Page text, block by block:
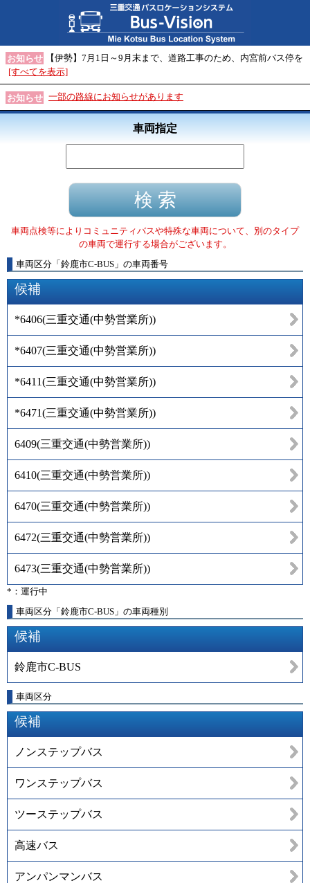
お知らせ
【伊勢】7月1日～9月末まで、道路工事のため、内宮前バス停を
[すべてを表示]
お知らせ 一部の路線にお知らせがあります
車両指定
車両点検等によりコミュニティバスや特殊な車両について、別のタイプ
の車両で運行する場合がございます。
車両区分 「 鈴鹿市C-BUS 」 の車両番号
候補
*6406(三重交通(中勢営業所))
*6407(三重交通(中勢営業所))
*6411(三重交通(中勢営業所))
*6471(三重交通(中勢営業所))
6409(三重交通(中勢営業所))
6410(三重交通(中勢営業所))
6470(三重交通(中勢営業所))
6472(三重交通(中勢営業所))
6473(三重交通(中勢営業所))
*：運行中
車両区分「鈴鹿市C-BUS」の車両種別
候補
鈴鹿市C-BUS
車両区分
候補
ノンステップバス
ワンステップバス
ツーステップバス
高速バス
アンパンマンバス